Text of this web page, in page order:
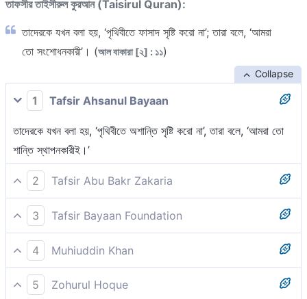
তাফসীর তাইসীরুল কুরআন (Taisirul Quran):
তাদেরকে যখন বলা হয়, ‘পৃথিবীতে ফাসাদ সৃষ্টি করো না’; তারা বলে, ‘আমরা
তো সংশোধনকারী’। (আল বাকারা [২] : ১১)
Collapse
1 Tafsir Ahsanul Bayaan
তাদেরকে যখন বলা হয়, ‘পৃথিবীতে অশান্তি সৃষ্টি করো না’, তারা বলে, ‘আমরা তো
শান্তি স্থাপনকারীই।’
2 Tafsir Abu Bakr Zakaria
আর যখন তাদেরকে বলা হয়, ‘তোমরা যমীনে ফাসাদ সৃষ্টি করো না’ ,[১] তারা বলে,
‘আমরা তো কেবল সংশোধনকারী’ [২]।
[১] আবুল আলীয়া বলেন, ‘ফাসাদ সৃষ্টি করো না’ অর্থাৎ যমীনে আল্লাহ্‌র অবাধ্য
হয়ো না। মুনাফিকদের ফাসাদ সৃষ্টির অর্থই হচ্ছে, যমীনের বুকে আল্লাহ্‌র নাফরমানী
3 Tafsir Bayaan Foundation
আর যখন তাদেরকে বলা হয়, ‘তোমরা যমীনে ফাসাদ করো না’, তারা বলে, ‘আমরা
তো কেবল সংশোধনকারী’।
4 Muhiuddin Khan
আর যখন তাদেরকে বলা হয় যে, দুনিয়ার বুকে দাঙ্গা-হাঙ্গামা সৃষ্টি করো না, তখন তারা
5 Zohurul Hoque